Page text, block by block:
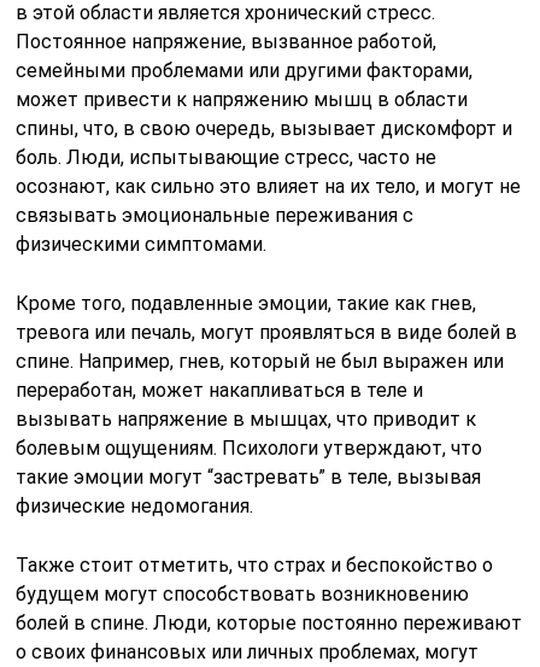
в этой области является хронический стресс.
Постоянное напряжение, вызванное работой,
семейными проблемами или другими факторами,
может привести к напряжению мышц в области
спины, что, в свою очередь, вызывает дискомфорт и
боль. Люди, испытывающие стресс, часто не
осознают, как сильно это влияет на их тело, и могут не
связывать эмоциональные переживания с
физическими симптомами.
Кроме того, подавленные эмоции, такие как гнев,
тревога или печаль, могут проявляться в виде болей в
спине. Например, гнев, который не был выражен или
переработан, может накапливаться в теле и
вызывать напряжение в мышцах, что приводит к
болевым ощущениям. Психологи утверждают, что
такие эмоции могут “застревать” в теле, вызывая
физические недомогания.
Также стоит отметить, что страх и беспокойство о
будущем могут способствовать возникновению
болей в спине. Люди, которые постоянно переживают
о своих финансовых или личных проблемах, могут